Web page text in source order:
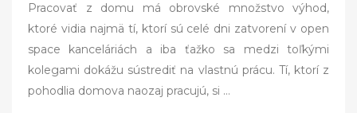
e
d
o
Pracovať z domu má obrovské množstvo výhod,
ktoré vidia najmä tí, ktorí sú celé dni zatvorení v open
space kanceláriách a iba ťažko sa medzi toľkými
kolegami dokážu sústrediť na vlastnú prácu. Tí, ktorí z
pohodlia domova naozaj pracujú, si …